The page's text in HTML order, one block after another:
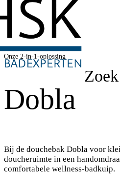
Onze 2-in-1-oplossing
Dobla
Bij de douchebak Dobla voor
doucheruimte in een
comfortabele wellness-badkuip.